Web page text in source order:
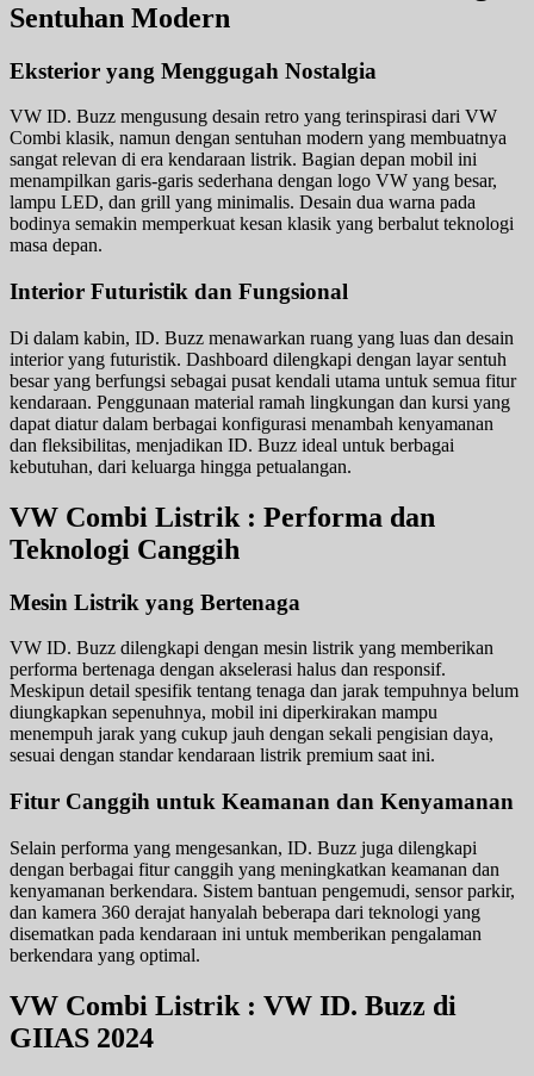
Sentuhan Modern
Eksterior yang Menggugah Nostalgia
VW ID. Buzz mengusung desain retro yang terinspirasi dari VW
Combi klasik, namun dengan sentuhan modern yang membuatnya
sangat relevan di era kendaraan listrik. Bagian depan mobil ini
menampilkan garis-garis sederhana dengan logo VW yang besar,
lampu LED, dan grill yang minimalis. Desain dua warna pada
bodinya semakin memperkuat kesan klasik yang berbalut teknologi
masa depan.
Interior Futuristik dan Fungsional
Di dalam kabin, ID. Buzz menawarkan ruang yang luas dan desain
interior yang futuristik. Dashboard dilengkapi dengan layar sentuh
besar yang berfungsi sebagai pusat kendali utama untuk semua fitur
kendaraan. Penggunaan material ramah lingkungan dan kursi yang
dapat diatur dalam berbagai konfigurasi menambah kenyamanan
dan fleksibilitas, menjadikan ID. Buzz ideal untuk berbagai
kebutuhan, dari keluarga hingga petualangan.
VW Combi Listrik : Performa dan
Teknologi Canggih
Mesin Listrik yang Bertenaga
VW ID. Buzz dilengkapi dengan mesin listrik yang memberikan
performa bertenaga dengan akselerasi halus dan responsif.
Meskipun detail spesifik tentang tenaga dan jarak tempuhnya belum
diungkapkan sepenuhnya, mobil ini diperkirakan mampu
menempuh jarak yang cukup jauh dengan sekali pengisian daya,
sesuai dengan standar kendaraan listrik premium saat ini.
Fitur Canggih untuk Keamanan dan Kenyamanan
Selain performa yang mengesankan, ID. Buzz juga dilengkapi
dengan berbagai fitur canggih yang meningkatkan keamanan dan
kenyamanan berkendara. Sistem bantuan pengemudi, sensor parkir,
dan kamera 360 derajat hanyalah beberapa dari teknologi yang
disematkan pada kendaraan ini untuk memberikan pengalaman
berkendara yang optimal.
VW Combi Listrik : VW ID. Buzz di
GIIAS 2024